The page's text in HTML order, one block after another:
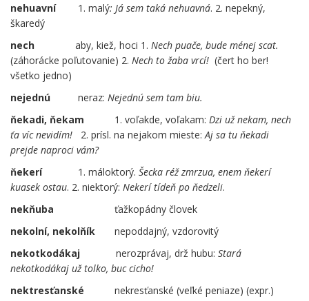
nehuavní1. malý: Já sem taká nehuavná. 2. nepekný,
škaredý
nech
aby, kiež, hoci 1. Nech puače, bude ménej scat.
(záhorácke poľutovanie) 2. Nech to žaba vrcí! (čert ho ber!
všetko jedno)
nejednú neraz: Nejednú sem tam biu.
ňekadi, ňekam 1. voľakde, voľakam: Dzi už nekam, nech
ťa víc nevidím!
2. prísl. na nejakom mieste: Aj sa tu ňekadi
prejde naproci vám?
ňekerí 1. máloktorý. Šecka réž zmrzua, enem ňekerí
kuasek ostau. 2. niektorý: Nekerí tídeň po ňedzeli.
nekňuba ťažkopádny človek
nekolní, nekolňík nepoddajný, vzdorovitý
nekotkodákaj nerozprávaj, drž hubu: Stará
nekotkodákaj už tolko, buc cicho!
nektresťanské nekresťanské (veľké peniaze) (expr.)